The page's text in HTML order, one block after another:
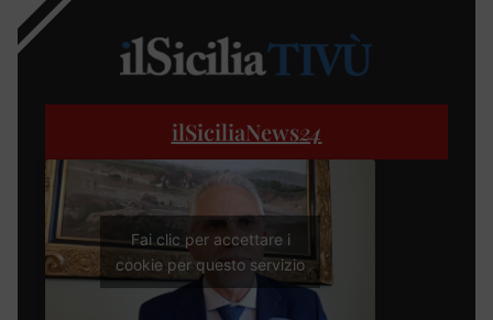
ilSiciliaNews24
Fai clic per accettare i
cookie per questo servizio